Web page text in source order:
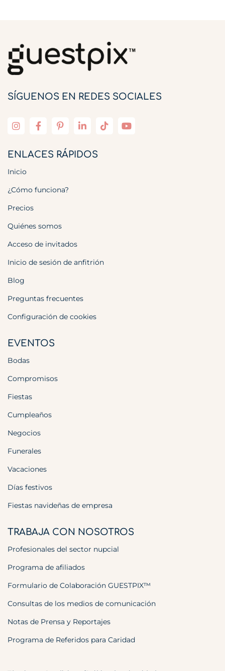
SÍGUENOS EN REDES SOCIALES
ENLACES RÁPIDOS
Inicio
¿Cómo funciona?
Precios
Quiénes somos
Acceso de invitados
Inicio de sesión de anfitrión
Blog
Preguntas frecuentes
Configuración de cookies
EVENTOS
Bodas
Compromisos
Fiestas
Cumpleaños
Negocios
Funerales
Vacaciones
Días festivos
Fiestas navideñas de empresa
TRABAJA CON NOSOTROS
Profesionales del sector nupcial
Programa de afiliados
Formulario de Colaboración GUESTPIX™
Consultas de los medios de comunicación
Notas de Prensa y Reportajes
Programa de Referidos para Caridad